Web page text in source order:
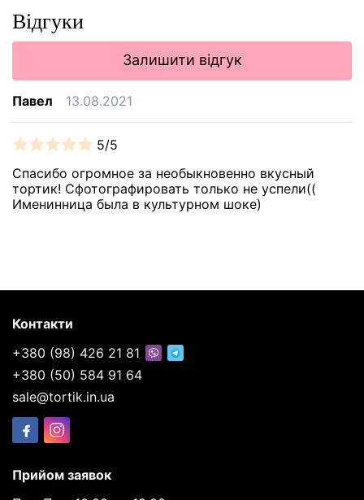
Відгуки
Залишити відгук
Павел 13.08.2021
5/5
Спасибо огромное за необыкновенно вкусный
тортик! Сфотографировать только не успели((
Именинница была в культурном шоке)
Контакти
+380 (98) 426 21 81
+380 (50) 584 91 64
sale@tortik.in.ua
Прийом заявок